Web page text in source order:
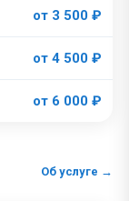
от 3 500 ₽
от 4 500 ₽
от 6 000 ₽
Об услуге →